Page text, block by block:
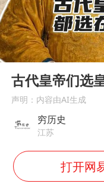
Play
00:00
古代皇帝们选
声明：内容由AI生成
穷历史
江苏
打开网